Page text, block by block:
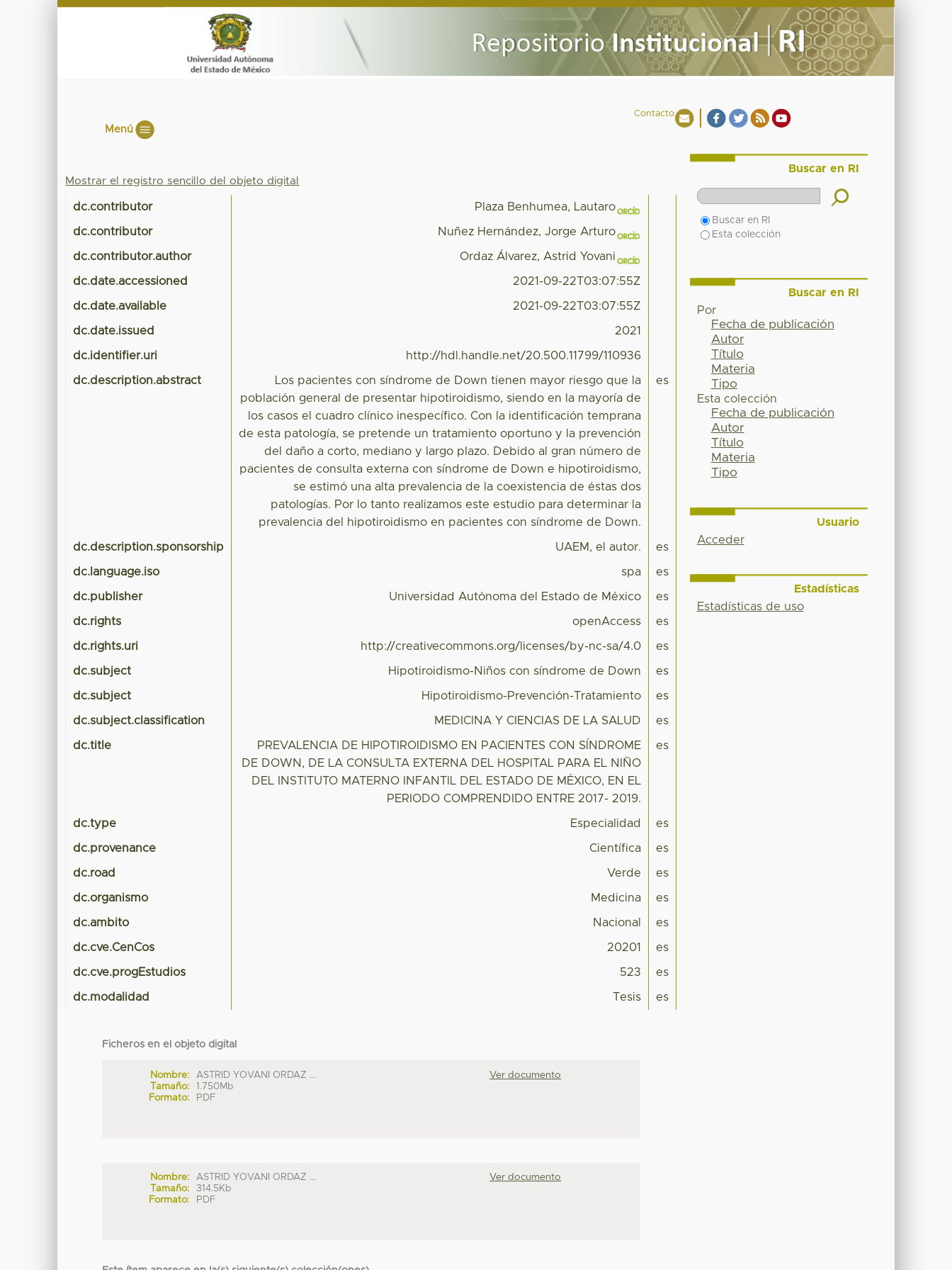
Contacto
Menú
Mostrar el registro sencillo del objeto digital
dc.contributor Plaza Benhumea, Lautaro
dc.contributor Nuñez Hernández, Jorge Arturo
dc.contributor.author Ordaz Álvarez, Astrid Yovani
dc.date.accessioned 2021-09-22T03:07:55Z
dc.date.available 2021-09-22T03:07:55Z
dc.date.issued 2021
dc.identifier.uri http://hdl.handle.net/20.500.11799/110936
dc.description.abstract
Los pacientes con síndrome de Down tienen mayor riesgo que la
población general de presentar hipotiroidismo, siendo en la mayoría de
los casos el cuadro clínico inespecífico. Con la identificación temprana
de esta patología, se pretende un tratamiento oportuno y la prevención
del daño a corto, mediano y largo plazo. Debido al gran número de
pacientes de consulta externa con síndrome de Down e hipotiroidismo,
se estimó una alta prevalencia de la coexistencia de éstas dos
patologías. Por lo tanto realizamos este estudio para determinar la
prevalencia del hipotiroidismo en pacientes con síndrome de Down.
es
dc.description.sponsorship UAEM, el autor. es
dc.language.iso spa es
dc.publisher Universidad Autónoma del Estado de México es
dc.rights openAccess es
dc.rights.uri http://creativecommons.org/licenses/by-nc-sa/4.0 es
dc.subject Hipotiroidismo-Niños con síndrome de Down es
dc.subject Hipotiroidismo-Prevención-Tratamiento es
dc.subject.classification MEDICINA Y CIENCIAS DE LA SALUD es
dc.title
PREVALENCIA DE HIPOTIROIDISMO EN PACIENTES CON SÍNDROME
DE DOWN, DE LA CONSULTA EXTERNA DEL HOSPITAL PARA EL NIÑO
DEL INSTITUTO MATERNO INFANTIL DEL ESTADO DE MÉXICO, EN EL
PERIODO COMPRENDIDO ENTRE 2017- 2019.
es
dc.type Especialidad es
dc.provenance Científica es
dc.road Verde es
dc.organismo Medicina es
dc.ambito Nacional es
dc.cve.CenCos 20201 es
dc.cve.progEstudios 523 es
dc.modalidad Tesis es
Ficheros en el objeto digital
Nombre:
ASTRID YOVANI ORDAZ ...
Tamaño:
1.750Mb
Formato:
PDF
Ver documento
Nombre:
ASTRID YOVANI ORDAZ ...
Tamaño:
314.5Kb
Formato:
PDF
Ver documento
Buscar en RI
Buscar en RI
Esta colección
Buscar en RI
Por
Fecha de publicación
Autor
Título
Materia
Tipo
Esta colección
Fecha de publicación
Autor
Título
Materia
Tipo
Usuario
Acceder
Estadísticas
Estadísticas de uso